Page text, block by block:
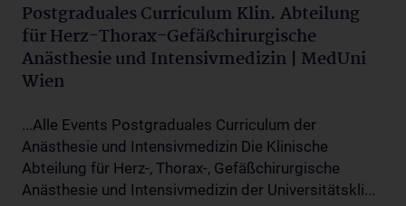
Postgraduales Curriculum Klin. Abteilung
für Herz-Thorax-Gefäßchirurgische
Anästhesie und Intensivmedizin | MedUni
Wien
...Alle Events Postgraduales Curriculum der
Anästhesie und Intensivmedizin Die Klinische
Abteilung für Herz-, Thorax-, Gefäßchirurgische
Anästhesie und Intensivmedizin der Universitätskli...